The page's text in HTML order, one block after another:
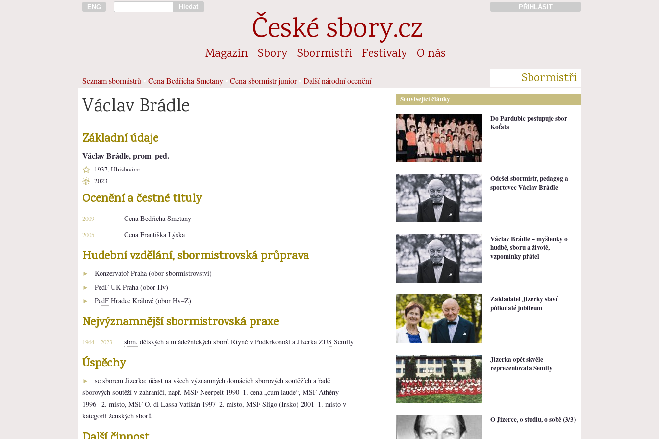
ENG Hledat PŘIHLÁSIT
České sbory.cz
Magazín Sbory Sbormistři Festivaly O nás
Seznam sbormistrů Cena Bedřicha Smetany Cena sbormistr-junior• Další národní ocenění Sbormistři
Václav Brádle
Základní údaje
Václav Brádle, prom. ped.
1937, Ubislavice
2023
Ocenění a čestné tituly
2009 Cena Bedřicha Smetany
2005 Cena Františka Lýska
Hudební vzdělání, sbormistrovská průprava
► Konzervatoř Praha (obor sbormistrovství)
► PedF UK Praha (obor Hv)
► PedF Hradec Králové (obor Hv–Z)
Nejvýznamnější sbormistrovská praxe
1964—2023 sbm. dětských a mládežnických sborů Rtyně v Podkrkonoší a Jizerka ZUŠ Semily
Úspěchy
►
se sborem Jizerka: účast na všech významných domácích sborových soutěžích a řadě
sborových soutěží v zahraničí, např. MSF Neerpelt 1990–1. cena „cum laude“, MSF Athény
1996– 2. místo, MSF O. di Lassa Vatikán 1997–2. místo, MSF Sligo (Irsko) 2001–1. místo v
kategorii ženských sborů
Související články
Do Pardubic postupuje sbor
Koťata
Odešel sbormistr, pedagog a
sportovec Václav Brádle
Václav Brádle – myšlenky o
hudbě, sboru a životě,
vzpomínky přátel
Zakladatel Jizerky slaví
půlkulaté jubileum
Jizerka opět skvěle
reprezentovala Semily
O Jizerce, o studiu, o sobě (3/3)